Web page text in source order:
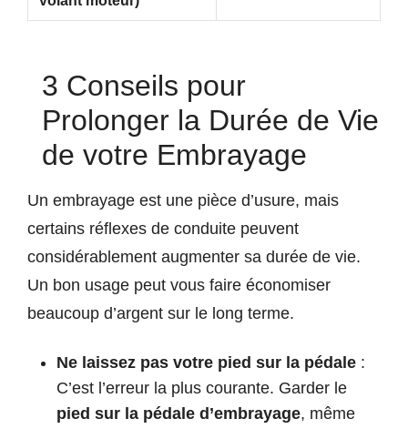
3 Conseils pour
Prolonger la Durée de Vie
de votre Embrayage
Un embrayage est une pièce d’usure, mais
certains réflexes de conduite peuvent
considérablement augmenter sa durée de vie.
Un bon usage peut vous faire économiser
beaucoup d’argent sur le long terme.
Ne laissez pas votre pied sur la pédale :
C’est l’erreur la plus courante. Garder le
pied sur la pédale d’embrayage, même